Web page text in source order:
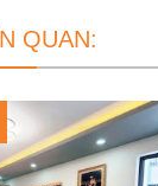
QUAN: